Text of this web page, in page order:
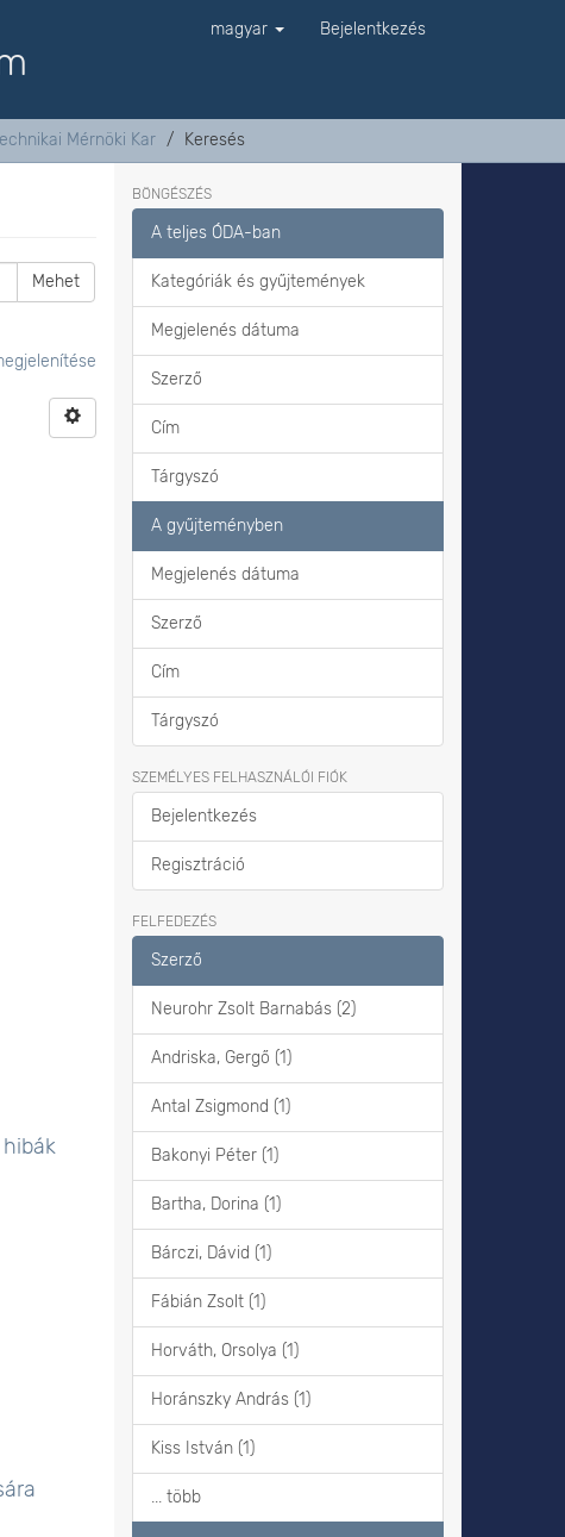
magyar Bejelentkezés
Mérnöki Kar Keresés
Mehet
BÖNGÉSZÉS
A teljes ÓDA-ban
Kategóriák és gyűjtemények
Megjelenés dátuma
Szerző
Cím
Tárgyszó
A gyűjteményben
Megjelenés dátuma
Szerző
Cím
Tárgyszó
SZEMÉLYES FELHASZNÁLÓI FIÓK
Bejelentkezés
Regisztráció
FELFEDEZÉS
Szerző
Neurohr Zsolt Barnabás (2)
Andriska, Gergő (1)
Antal Zsigmond (1)
Bakonyi Péter (1)
Bartha, Dorina (1)
Bárczi, Dávid (1)
Fábián Zsolt (1)
Horváth, Orsolya (1)
Horánszky András (1)
Kiss István (1)
... több